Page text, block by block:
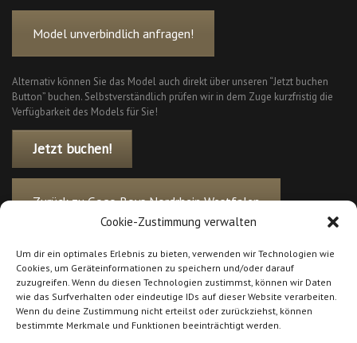
Cookie-Zustimmung verwalten
Um dir ein optimales Erlebnis zu bieten, verwenden wir Technologien wie
Cookies, um Geräteinformationen zu speichern und/oder darauf
zuzugreifen. Wenn du diesen Technologien zustimmst, können wir Daten
wie das Surfverhalten oder eindeutige IDs auf dieser Website verarbeiten.
Wenn du deine Zustimmung nicht erteilst oder zurückziehst, können
bestimmte Merkmale und Funktionen beeinträchtigt werden.
Model unverbindlich anfragen!
Alternativ können Sie das Model auch direkt über unseren “Jetzt buchen
Button” buchen. Selbstverständlich prüfen wir in dem Zuge kurzfristig die
Verfügbarkeit des Models für Sie!
Jetzt buchen!
Zurück zu Gogo Boys Nordrhein Westfalen